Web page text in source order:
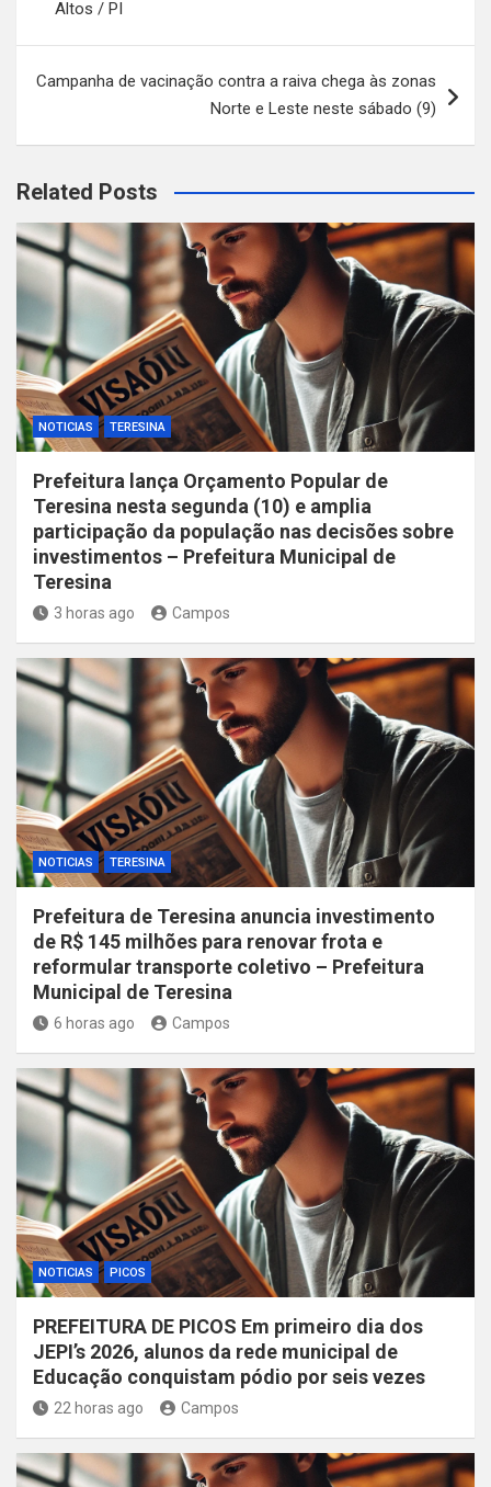
Altos / PI
Campanha de vacinação contra a raiva chega às zonas
Norte e Leste neste sábado (9)
Related Posts
NOTICIAS TERESINA
Prefeitura lança Orçamento Popular de
Teresina nesta segunda (10) e amplia
participação da população nas decisões sobre
investimentos – Prefeitura Municipal de
Teresina
3 horas ago Campos
NOTICIAS TERESINA
Prefeitura de Teresina anuncia investimento
de R$ 145 milhões para renovar frota e
reformular transporte coletivo – Prefeitura
Municipal de Teresina
6 horas ago Campos
NOTICIAS PICOS
PREFEITURA DE PICOS Em primeiro dia dos
JEPI’s 2026, alunos da rede municipal de
Educação conquistam pódio por seis vezes
22 horas ago Campos